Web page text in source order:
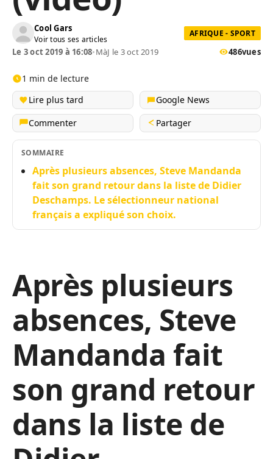
Cool Gars
Voir tous ses articles
AFRIQUE - SPORT
Le 3 oct 2019 à 16:08•MàJ le 3 oct 2019 486vues
1 min de lecture
Lire plus tard
Google News
Commenter
Partager
SOMMAIRE
Après plusieurs absences, Steve Mandanda
fait son grand retour dans la liste de Didier
Deschamps. Le sélectionneur national
français a expliqué son choix.
Après plusieurs
absences, Steve
Mandanda fait
son grand retour
dans la liste de